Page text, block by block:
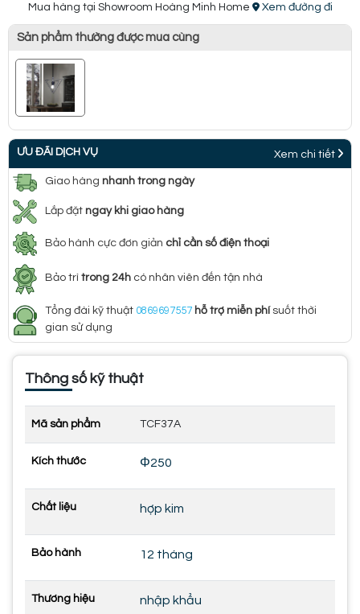
Mua hàng tại Showroom Hoàng Minh Home
Xem đường đi
Sản phẩm thường được mua cùng
ƯU ĐÃI DỊCH VỤ Xem chi tiết
Giao hàng nhanh trong ngày
Lắp đặt ngay khi giao hàng
Bảo hành cực đơn giản chỉ cần số điện thoại
Bảo trì trong 24h có nhân viên đến tận nhà
Tổng đài kỹ thuật 0869697557 hỗ trợ miễn phísuốt thời
gian sử dụng
Thông số kỹ thuật
Mã sản phẩm TCF37A
Kích thước Φ250
Chất liệu hợp kim
Bảo hành 12 tháng
Thương hiệu nhập khẩu